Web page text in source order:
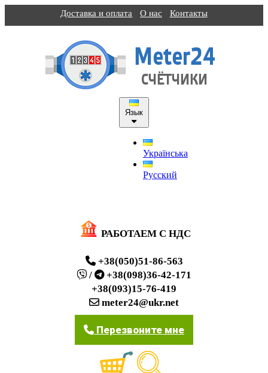
Доставка и оплата О нас Контакты
Язык
Українська
Русский
РАБОТАЕМ С НДС
+38(050)51-86-563
/
+38(098)36-42-171
+38(093)15-76-419
meter24@ukr.net
Перезвоните мне